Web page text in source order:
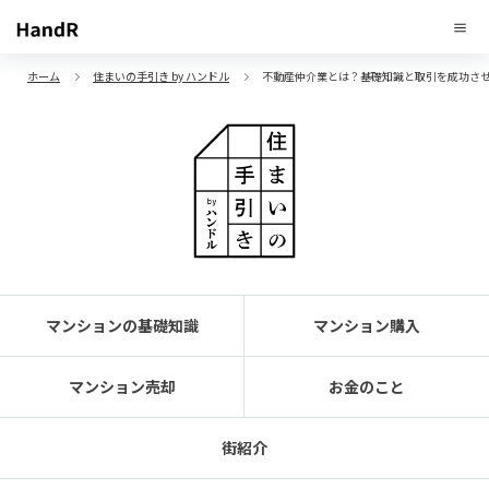
ホーム 住まいの手引き by ハンドル 不動産仲介業とは？基礎知識と取引を成功さ
マンションの基礎知識 マンション購入
マンション売却 お金のこと
街紹介